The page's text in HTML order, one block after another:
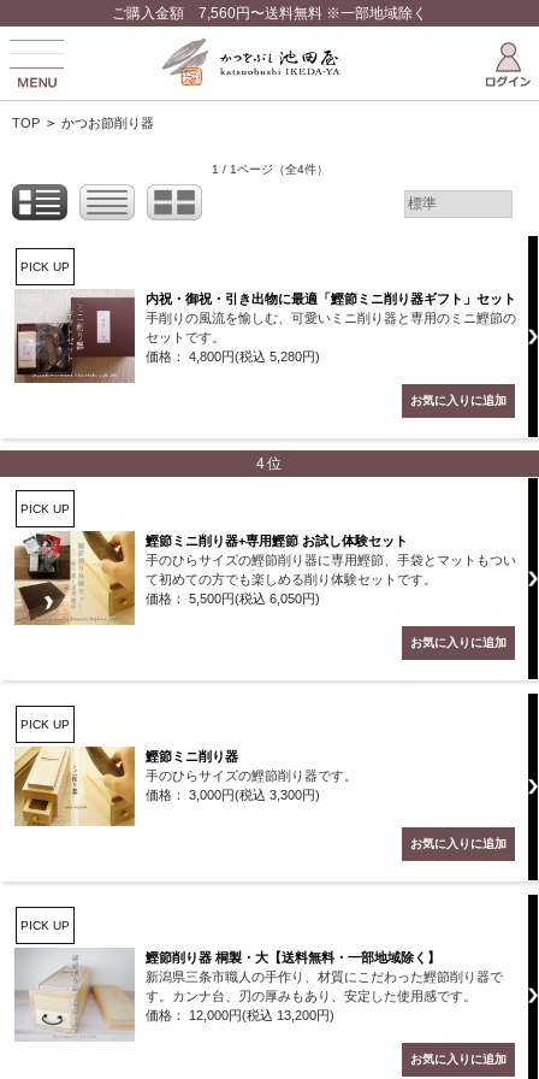
ご購入金額 7,560円〜送料無料 ※一部地域除く
TOP > かつお節削り器
1 / 1ページ （全4件）
PICK UP
内祝・御祝・引き出物に最適「鰹節ミニ削り器ギフト」セット
手削りの風流を愉しむ、可愛いミニ削り器と専用のミニ鰹節の
セットです。
価格： 4,800円(税込 5,280円)
4位
PICK UP
鰹節ミニ削り器+専用鰹節 お試し体験セット
手のひらサイズの鰹節削り器に専用鰹節、手袋とマットもつい
て初めての方でも楽しめる削り体験セットです。
価格： 5,500円(税込 6,050円)
PICK UP
鰹節ミニ削り器
手のひらサイズの鰹節削り器です。
価格： 3,000円(税込 3,300円)
PICK UP
鰹節削り器 桐製・大【送料無料・一部地域除く】
新潟県三条市職人の手作り、材質にこだわった鰹節削り器で
す。カンナ台、刃の厚みもあり、安定した使用感です。
価格： 12,000円(税込 13,200円)